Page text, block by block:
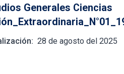
Generales Ciencias
28 de agosto del 2025